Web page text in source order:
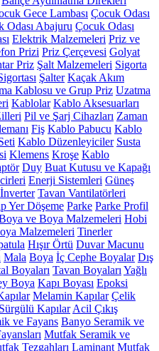
Gece Lambası Çocuk Odası
Odası Abajuru Çocuk Odası
Elektrik Malzemeleri Priz ve
Prizi Priz Çerçevesi Golyat
Priz Şalt Malzemeleri Sigorta
Şalter Kaçak Akım
Kablosu ve Grup Priz Uzatma
Kablolar Kablo Aksesuarları
Pil ve Şarj Cihazları Zaman
Fiş Kablo Pabucu Kablo
Kablo Düzenleyiciler Susta
Klemens Kroşe Kablo
Duy Buat Kutusu ve Kapağı
Enerji Sistemleri Güneş
İnverter Tavan Vantilatörleri
Yer Döşeme Parke Parke Profil
ve Boya Malzemeleri Hobi
Malzemeleri Tinerler
Hışır Örtü Duvar Macunu
Mala Boya İç Cephe Boyalar Dış
Boyaları Tavan Boyaları Yağlı
Boya Kapı Boyası Epoksi
Melamin Kapılar Çelik
Sürgülü Kapılar Acil Çıkış
ve Fayans Banyo Seramik ve
Mutfak Seramik ve
Tezgahları Laminant Mutfak